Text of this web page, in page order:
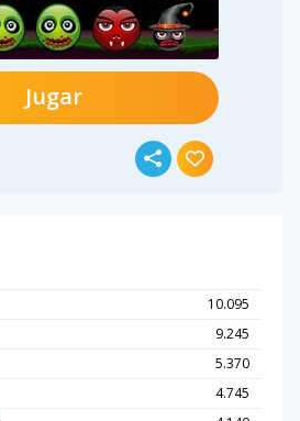
Jugar
10.095
9.245
5.370
4.745